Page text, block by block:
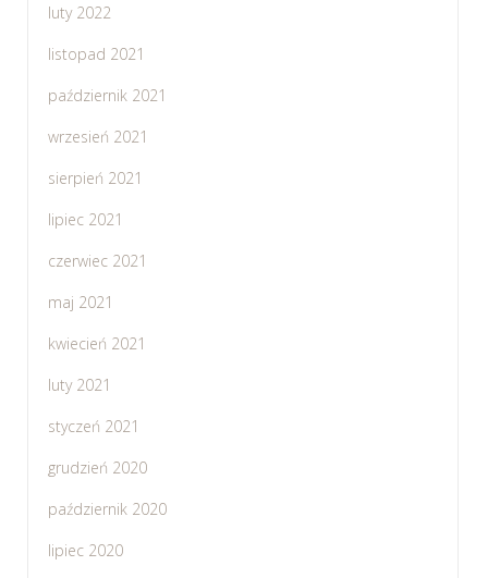
luty 2022
listopad 2021
październik 2021
wrzesień 2021
sierpień 2021
lipiec 2021
czerwiec 2021
maj 2021
kwiecień 2021
luty 2021
styczeń 2021
grudzień 2020
październik 2020
lipiec 2020